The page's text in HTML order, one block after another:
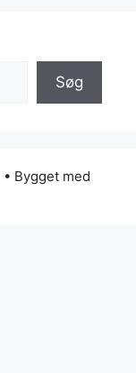
Søg
• Bygget med